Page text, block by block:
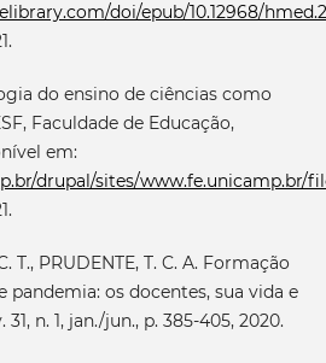
doi/epub/10.12968/
do ensino de ciências como
Faculdade de Educação,
em:
drupal/sites/www.fe.unicamp.br/
T., PRUDENTE, T. C. A. Formação
os docentes, sua vida e
n. 1, jan./jun., p. 385-405, 2020.